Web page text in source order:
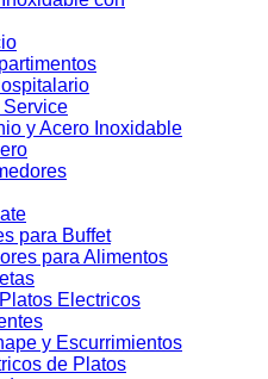
y Acero Inoxidable
para Buffet
para Alimentos
Electricos
y Escurrimientos
de Platos